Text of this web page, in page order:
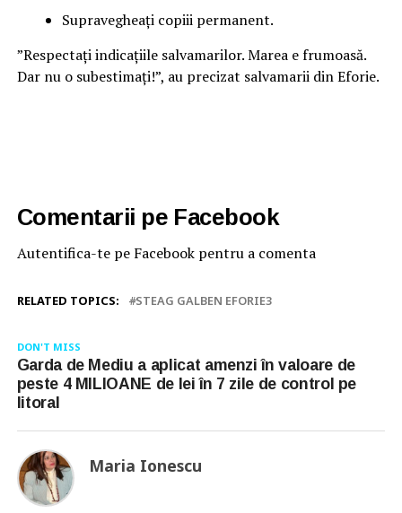
Supravegheați copiii permanent.
”Respectați indicațiile salvamarilor. Marea e frumoasă.
Dar nu o subestimați!”, au precizat salvamarii din Eforie.
Comentarii pe Facebook
Autentifica-te pe Facebook pentru a comenta
RELATED TOPICS: STEAG GALBEN EFORIE3
DON'T MISS
Garda de Mediu a aplicat amenzi în valoare de
peste 4 MILIOANE de lei în 7 zile de control pe
litoral
Maria Ionescu